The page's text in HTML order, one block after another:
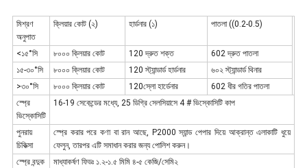
মিশ্রণ
অনুপাত
ক্লিয়ার কোট (২) হার্ডনার (১) পাতলা ((0.2-0.5)
<১৫°সি ৮০০০ ক্লিয়ার কোট 120 দ্রুত শক্ত
602 দ্রুত পাতলা
১৫-৩০°সি
৮০০০ ক্লিয়ার কোট 120 স্ট্যান্ডার্ড হার্ডনার
৬০২ স্ট্যান্ডার্ড থিনার
>৩০°সি
৮০০০ ক্লিয়ার কোট 120স্লো হার্ডেনার
602 ধীর গতির পাতলা
স্প্রে
ভিস্কোসিটি
16-19 সেকেন্ডের মধ্যে, 25 ডিগ্রি সেলসিয়াসে 4 # ভিস্কোসিটি কাপ
পুনরায়
চিকিত্সা
স্প্রে করার পরে কণা বা রান আছে, P2000 স্যান্ড পেপার দিয়ে আক্রান্ত এলাকাটি ধুয়ে
ফেলুন, তারপর এটি সমাধান করার জন্য পোলিশ করুন।
স্প্রে বন্দুক
মাধ্যাকর্ষণ ফিডঃ ১.২-১.৫ মিমি ৪-৫ কেজি/সেমি২